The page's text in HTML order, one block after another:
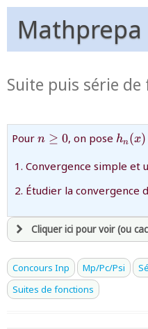
Mathprepa
Suite puis série
Pour n\ge
n ≥ 0, on pose hn(x)
Convergence simple et
Étudier la convergence
Cliquer ici pour voir (ou
avoirune souscription
et êtreconnecté au site
Concours Inp Mp/Pc/Psi
Suites de fonctions